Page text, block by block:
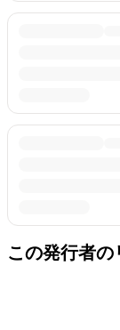
この発行者の